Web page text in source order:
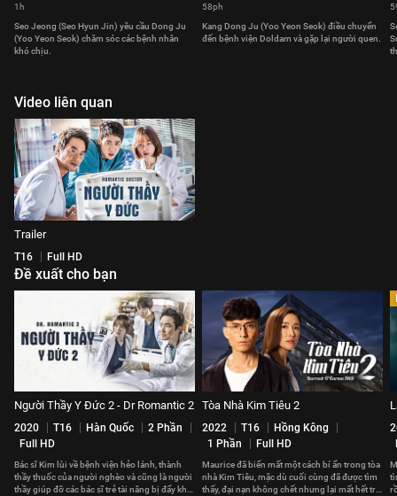
1h
Seo Jeong (Seo Hyun Jin) yêu cầu Dong Ju
(Yoo Yeon Seok) chăm sóc các bệnh nhân
khó chịu.
58ph
Kang Dong Ju (Yoo Yeon Seok) điều chuyển
đến bệnh viện Doldam và gặp lại người quen.
Video liên quan
Trailer
T16 Full HD
Đề xuất cho bạn
Người Thầy Y Đức 2 - Dr Romantic 2
2020 T16 Hàn Quốc
2 Phần
Full HD
Bác sĩ Kim lùi về bệnh viện hẻo lánh, thành
thầy thuốc của người nghèo và cũng là người
thầy giúp đỡ các bác sĩ trẻ tài năng bị đẩy khỏi
Tòa Nhà Kim Tiêu 2
2022 T16
Hồng Kông
1 Phần
Full HD
Maurice đã biến mất một cách bí ẩn trong tòa
nhà Kim Tiêu, mặc dù cuối cùng đã được tìm
thấy, đại nạn không chết nhưng lại mất hết trí